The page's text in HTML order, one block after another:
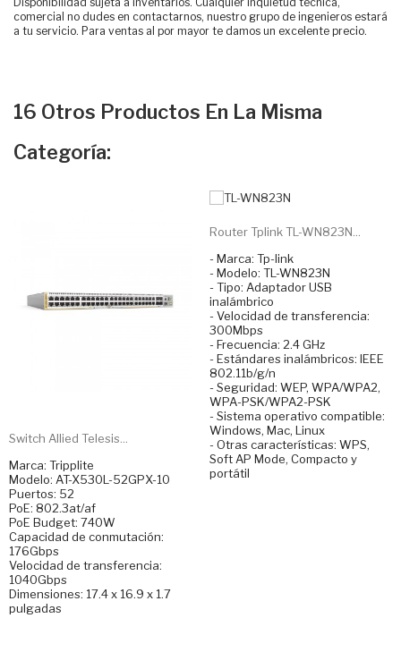
comercial no dudes en contactarnos, nuestro grupo de ingenieros estará
a tu servicio. Para ventas al por mayor te damos un excelente precio.
16 Otros Productos En La Misma
Categoría:
Switch Allied Telesis...
Marca: Tripplite
Modelo: AT-X530L-52GPX-10
Puertos: 52
PoE: 802.3at/af
PoE Budget: 740W
Capacidad de conmutación:
176Gbps
Velocidad de transferencia:
1040Gbps
Dimensiones: 17.4 x 16.9 x 1.7
pulgadas
Router Tplink TL-WN823N...
- Marca: Tp-link
- Modelo: TL-WN823N
- Tipo: Adaptador USB
inalámbrico
- Velocidad de transferencia:
300Mbps
- Frecuencia: 2.4 GHz
- Estándares inalámbricos: IEEE
802.11b/g/n
- Seguridad: WEP, WPA/WPA2,
WPA-PSK/WPA2-PSK
- Sistema operativo compatible:
Windows, Mac, Linux
- Otras características: WPS,
Soft AP Mode, Compacto y
portátil